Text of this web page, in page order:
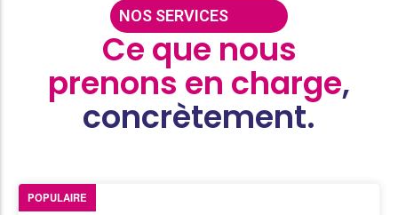
NOS SERVICES
Ce que nous
prenons en charge,
concrètement.
POPULAIRE